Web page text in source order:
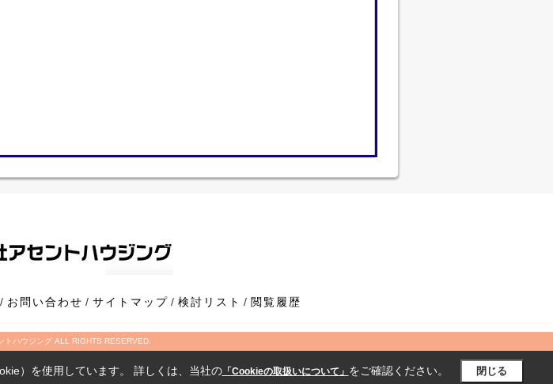
お問い合わせ サイトマップ 検討リスト 閲覧履歴
トハウジング ALL RIGHTS RESERVED.
）を使用しています。 詳しくは、当社の「Cookieの取扱いについて」 をご確認ください。 閉じる